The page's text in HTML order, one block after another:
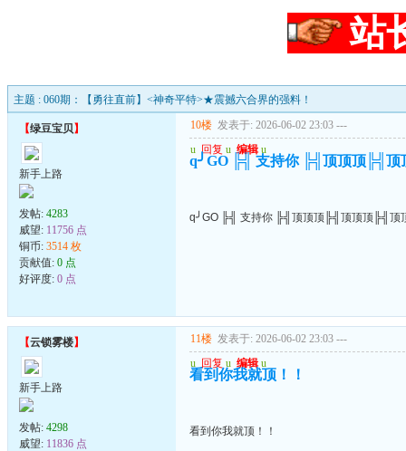
站
主题 : 060期：【勇往直前】<神奇平特>★震撼六合界的强料！
【绿豆宝贝】
新手上路
发帖: 4283
威望: 11756 点
铜币: 3514 枚
贡献值: 0 点
好评度: 0 点
10楼 发表于: 2026-06-02 23:03 ---
u 回复 u 编辑 u
q╯GO ╠╣ 支持你 ╠╣顶顶顶╠╣顶
q╯GO ╠╣ 支持你 ╠╣顶顶顶╠╣顶顶顶╠╣顶
【云锁雾楼】
新手上路
发帖: 4298
威望: 11836 点
11楼 发表于: 2026-06-02 23:03 ---
u 回复 u 编辑 u
看到你我就顶！！
看到你我就顶！！